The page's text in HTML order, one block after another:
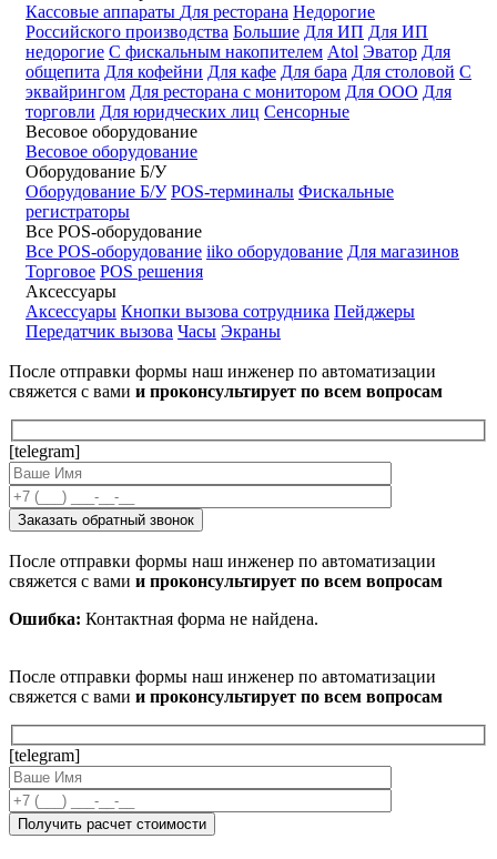
Кассовые аппараты Для ресторана Недорогие
Российского производства Большие Для ИП Для ИП
недорогие С фискальным накопителем Atol Эватор Для
общепита Для кофейни Для кафе Для бара Для столовой С
эквайрингом Для ресторана с монитором Для ООО Для
торговли Для юридческих лиц Сенсорные
Весовое оборудование
Весовое оборудование
Оборудование Б/У
Оборудование Б/У POS-терминалы Фискальные
регистраторы
Все POS-оборудование
Все POS-оборудование iiko оборудование Для магазинов
Торговое POS решения
Аксессуары
Аксессуары Кнопки вызова сотрудника Пейджеры
Передатчик вызова Часы Экраны
После отправки формы наш инженер по автоматизации
свяжется с вами и проконсультирует по всем вопросам
[telegram]
После отправки формы наш инженер по автоматизации
свяжется с вами и проконсультирует по всем вопросам
Ошибка: Контактная форма не найдена.
После отправки формы наш инженер по автоматизации
свяжется с вами и проконсультирует по всем вопросам
[telegram]